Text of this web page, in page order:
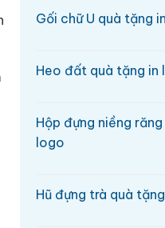
Gối chữ U quà tặng
Heo đất quà tặng in
Hộp đựng niềng
logo
Hũ đựng trà quà